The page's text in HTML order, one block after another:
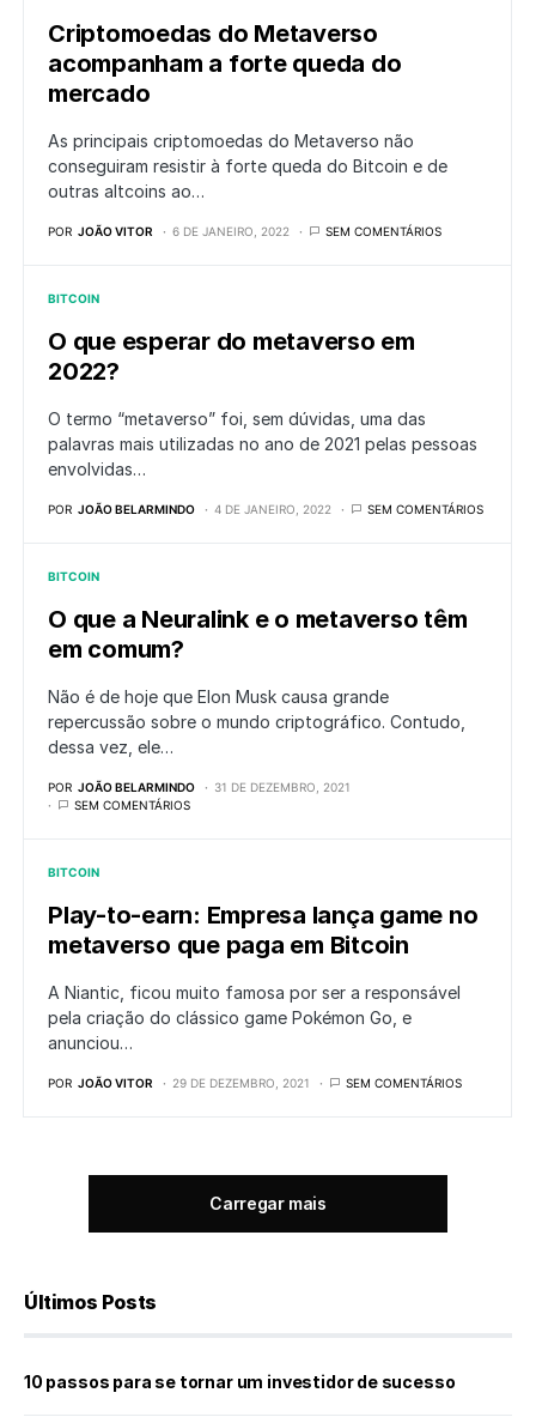
Criptomoedas do Metaverso
acompanham a forte queda do
mercado
As principais criptomoedas do Metaverso não
conseguiram resistir à forte queda do Bitcoin e de
outras altcoins ao…
POR JOÃO VITOR 6 DE JANEIRO, 2022 SEM COMENTÁRIOS
BITCOIN
O que esperar do metaverso em
2022?
O termo “metaverso” foi, sem dúvidas, uma das
palavras mais utilizadas no ano de 2021 pelas pessoas
envolvidas…
POR JOÃO BELARMINDO 4 DE JANEIRO, 2022 SEM COMENTÁRIOS
BITCOIN
O que a Neuralink e o metaverso têm
em comum?
Não é de hoje que Elon Musk causa grande
repercussão sobre o mundo criptográfico. Contudo,
dessa vez, ele…
POR JOÃO BELARMINDO
31 DE DEZEMBRO, 2021
SEM COMENTÁRIOS
BITCOIN
Play-to-earn: Empresa lança game no
metaverso que paga em Bitcoin
A Niantic, ficou muito famosa por ser a responsável
pela criação do clássico game Pokémon Go, e
anunciou…
POR JOÃO VITOR 29 DE DEZEMBRO, 2021 SEM COMENTÁRIOS
Carregar mais
Últimos Posts
10 passos para se tornar um investidor de sucesso